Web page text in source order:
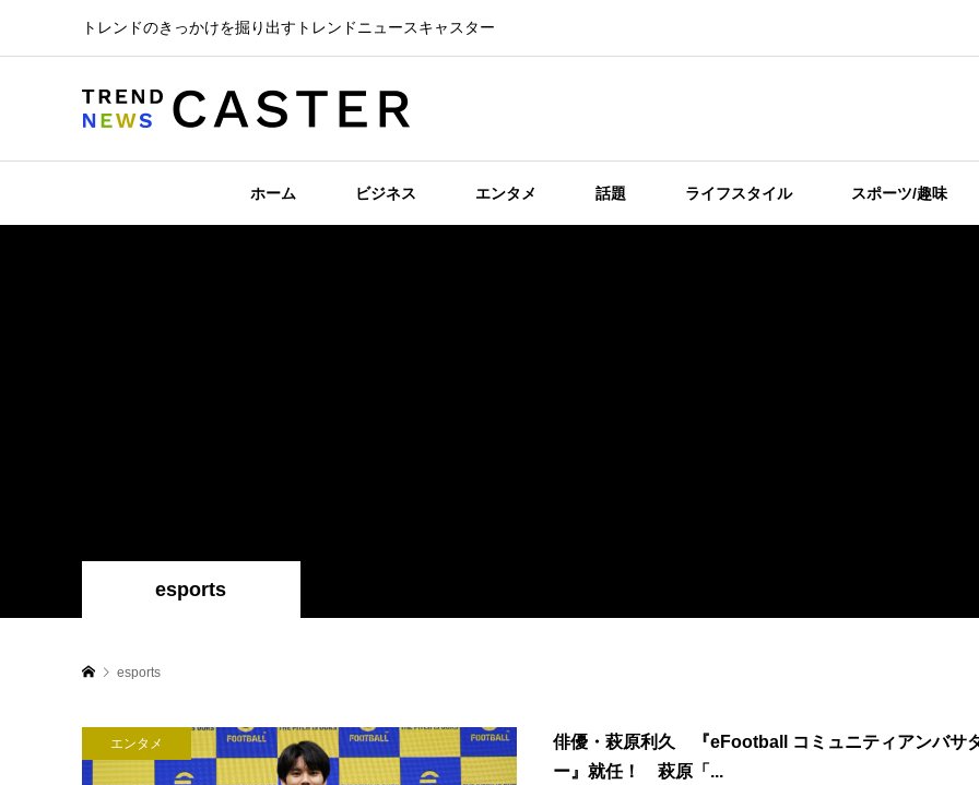
トレンドのきっかけを掘り出すトレンドニュースキャスター
ホーム ビジネス エンタメ 話題 ライフスタイル スポーツ/趣味
esports
esports
エンタメ
俳優・萩原利久 『eFootball コミュニティアンバサ
ー』就任！ 萩原「...